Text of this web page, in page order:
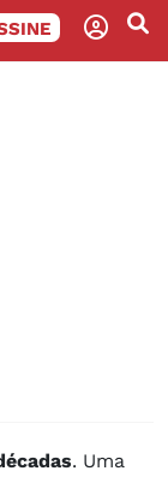
. Uma